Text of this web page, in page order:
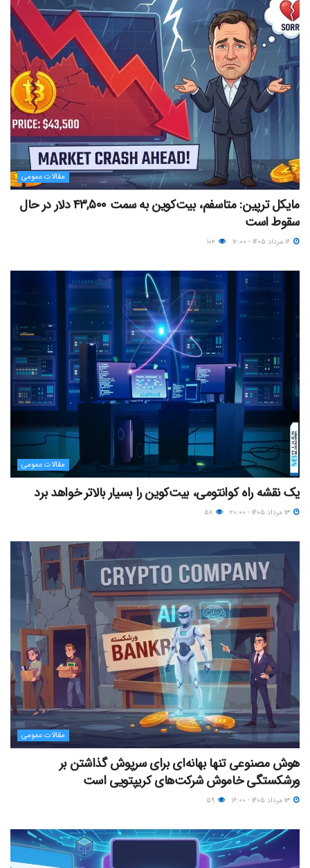
مقالات عمومی
مایکل ترپین: متاسفم، بیت‌کوین به سمت ۴۳,۵۰۰ دلار در حال
سقوط است
مقالات عمومی
یک نقشه راه کوانتومی، بیت‌کوین را بسیار بالاتر خواهد برد
مقالات عمومی
هوش مصنوعی تنها بهانه‌ای برای سرپوش گذاشتن بر
ورشکستگی خاموش شرکت‌های کریپتویی است